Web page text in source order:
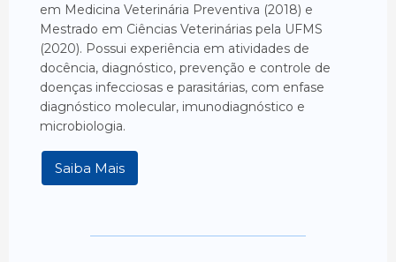
em Medicina Veterinária Preventiva (2018) e
Mestrado em Ciências Veterinárias pela UFMS
(2020). Possui experiência em atividades de
docência, diagnóstico, prevenção e controle de
doenças infecciosas e parasitárias, com enfase
diagnóstico molecular, imunodiagnóstico e
microbiologia.
Saiba Mais